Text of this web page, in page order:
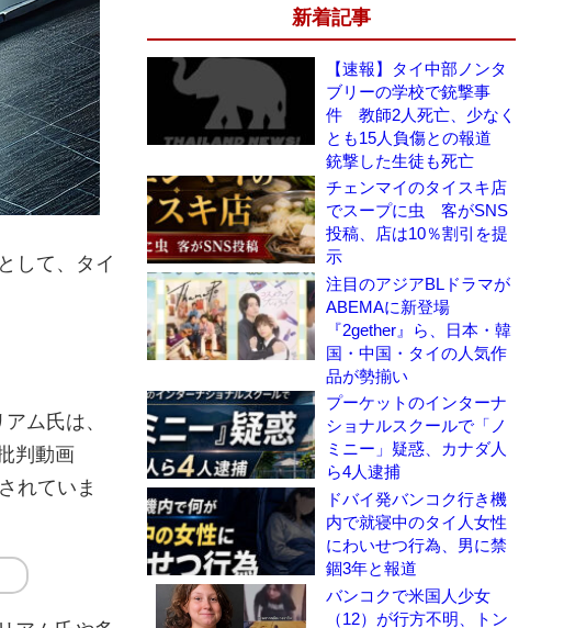
して、タイ
ム氏は、
判動画
れていま
新着記事
【速報】タイ中部ノンタ
ブリーの学校で銃撃事
件 教師2人死亡、少なく
とも15人負傷との報道
銃撃した生徒も死亡
チェンマイのタイスキ店
でスープに虫 客がSNS
投稿、店は10％割引を提
示
注目のアジアBLドラマが
ABEMAに新登場
『2gether』ら、日本・韓
国・中国・タイの人気作
品が勢揃い
プーケットのインターナ
ショナルスクールで「ノ
ミニー」疑惑、カナダ人
ら4人逮捕
ドバイ発バンコク行き機
内で就寝中のタイ人女性
にわいせつ行為、男に禁
錮3年と報道
バンコクで米国人少女
（12）が行方不明、トン